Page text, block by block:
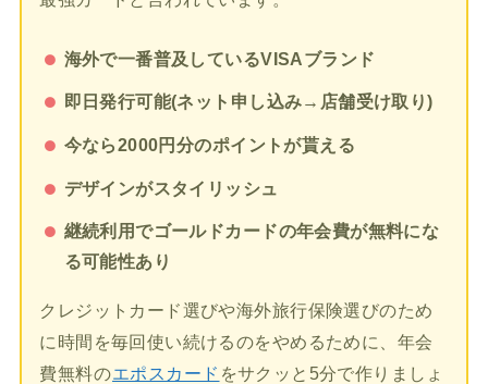
海外で一番普及しているVISAブランド
即日発行可能(ネット申し込み→店舗受け取り)
今なら2000円分のポイントが貰える
デザインがスタイリッシュ
継続利用でゴールドカードの年会費が無料にな
る可能性あり
クレジットカード選びや海外旅行保険選びのため
に時間を毎回使い続けるのをやめるために、年会
費無料のエポスカード をサクッと5分で作りましょ